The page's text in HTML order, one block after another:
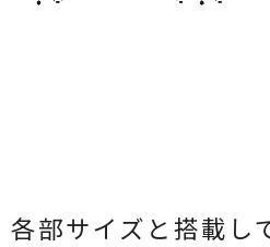
各部サイズと搭載し